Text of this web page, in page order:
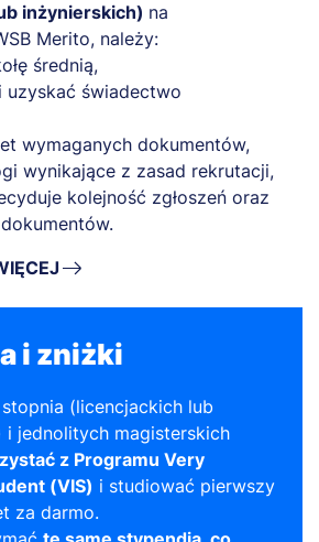
inżynierskich) na
Merito, należy:
średnią,
uzyskać świadectwo
wymaganych dokumentów,
wynikające z zasad rekrutacji,
kolejność zgłoszeń oraz
i zniżki
(licencjackich lub
i jednolitych magisterskich
z Programu Very
(VIS) i studiować pierwszy
za darmo.